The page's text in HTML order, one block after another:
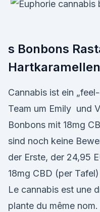
s Bonbons
Cannabis ist ein
Team um Emily und
Bonbons mit 18mg
sind noch keine
der Erste, der 24,95
18mg CBD (per
Le cannabis est une
plante du même